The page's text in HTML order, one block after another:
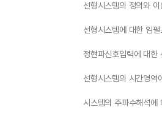
선형시스템의 정의와
선형시스템에 대한 임
정현파신호입력에 대한
선형시스템의 시간영역
시스템의 주파수해석에